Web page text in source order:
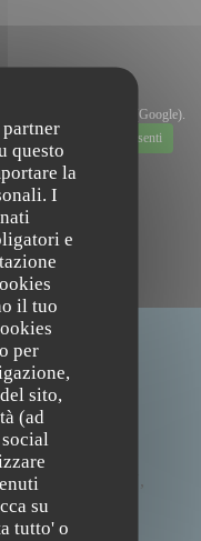
questo
la
I
e
il tuo
per
sito,
(ad
su
tutto' o
i cookie di Waze Map (Google).
e localizzazione.
Consenti
FAIT MAISON,
Vegano
Accesso